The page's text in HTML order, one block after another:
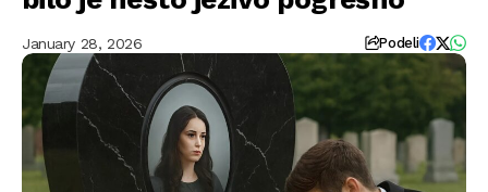
January 28, 2026 Podeli